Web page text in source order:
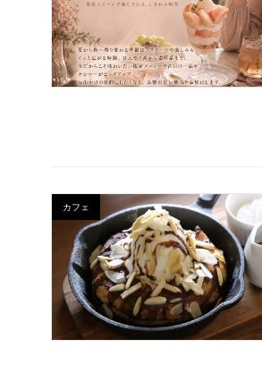
カフェ